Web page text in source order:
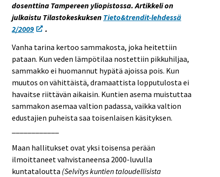
dosenttina Tampereen yliopistossa. Artikkeli on
julkaistu Tilastokeskuksen Tieto&trendit-lehdessä
2/2009
.
Vanha tarina kertoo sammakosta, joka heitettiin
pataan. Kun veden lämpötilaa nostettiin pikkuhiljaa,
sammakko ei huomannut hypätä ajoissa pois. Kun
muutos on vähittäistä, dramaattista lopputulosta ei
havaitse riittävän aikaisin. Kuntien asema muistuttaa
sammakon asemaa valtion padassa, vaikka valtion
edustajien puheista saa toisenlaisen käsityksen.
Maan hallitukset ovat yksi toisensa perään
ilmoittaneet vahvistaneensa 2000-luvulla
kuntataloutta (Selvitys kuntien taloudellisista